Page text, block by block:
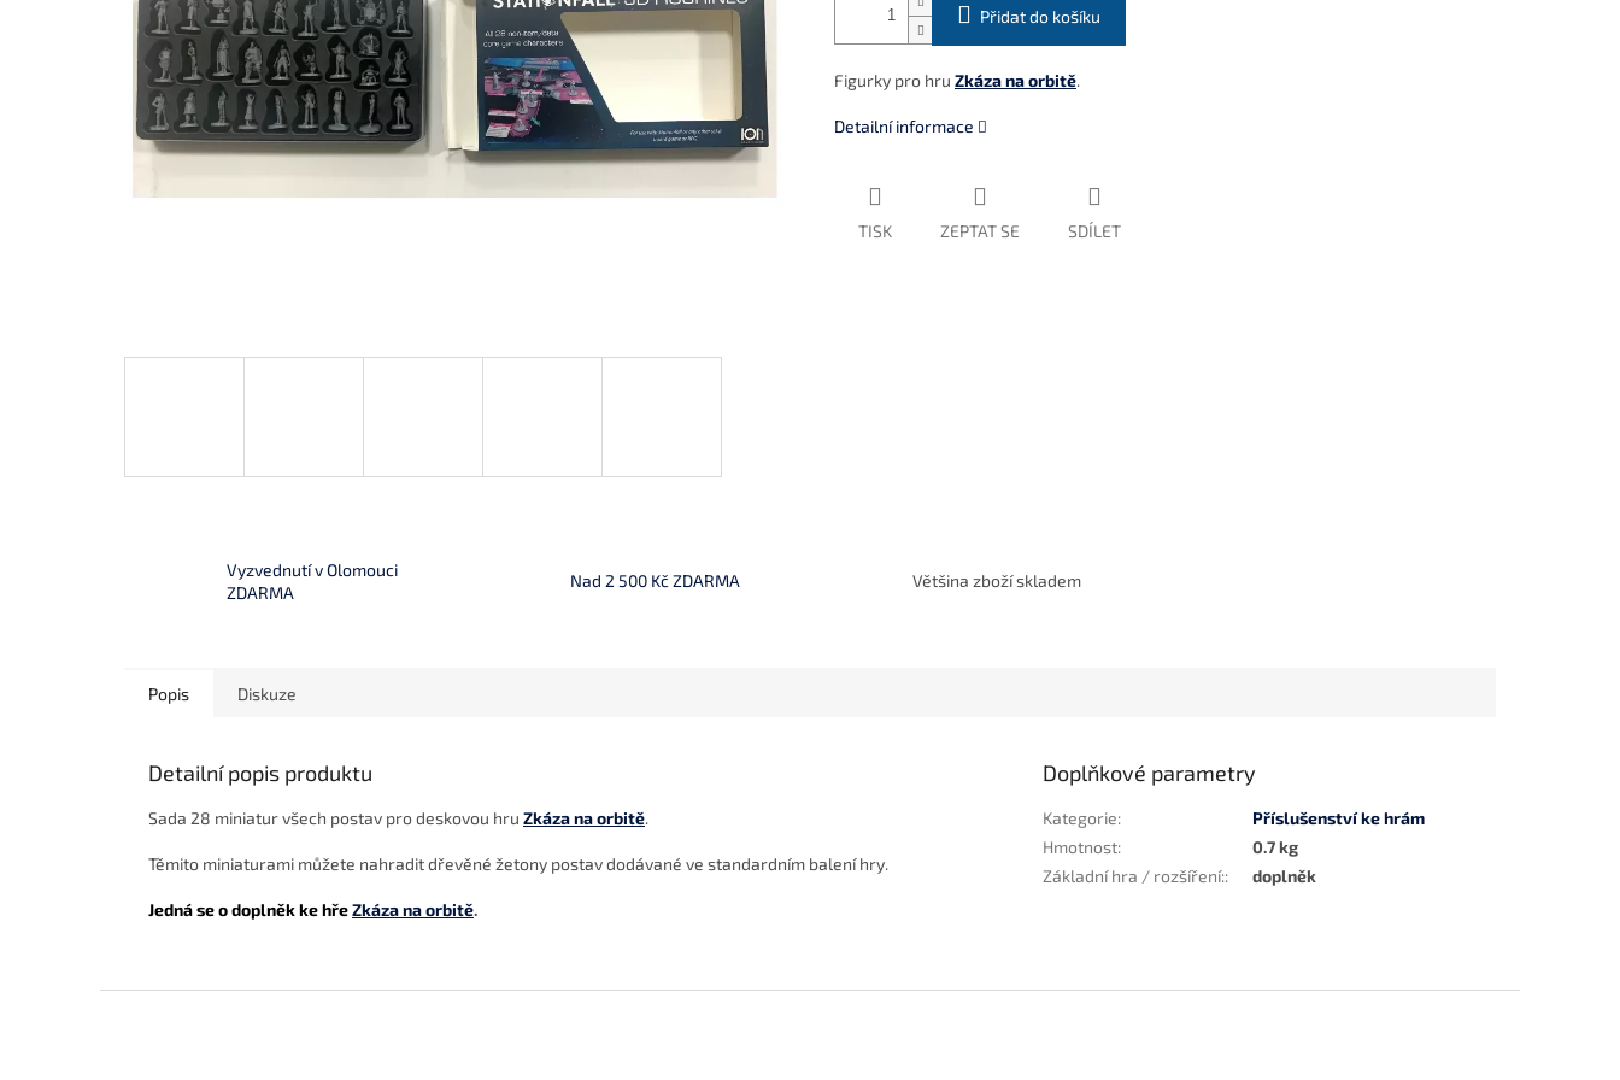
Přidat do košíku
Figurky pro hru Zkáza na orbitě.
Detailní informace
TISK ZEPTAT SE SDÍLET
Vyzvednutí v Olomouci
ZDARMA
Nad 2 500 Kč ZDARMA Většina zboží skladem
Popis Diskuze
Detailní popis produktu
Sada 28 miniatur všech postav pro deskovou hru Zkáza na orbitě.
Těmito miniaturami můžete nahradit dřevěné žetony postav dodávané ve standardním balení hry.
Jedná se o doplněk ke hřeZkáza na orbitě.
Doplňkové parametry
Kategorie:
Příslušenství ke hrám
Hmotnost:
0.7 kg
Základní hra / rozšíření:: doplněk